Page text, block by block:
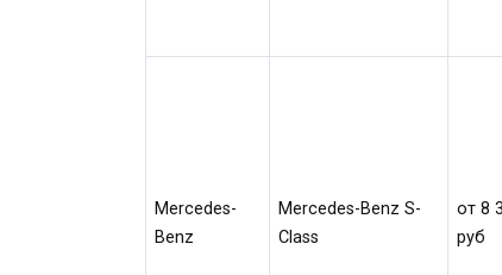
Mercedes-
Benz
Mercedes-Benz S-
Class
от 8
руб